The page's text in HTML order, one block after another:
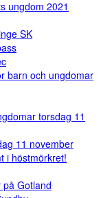
ungdom 2021
SK
barn och ungdomar
torsdag 11
11 november
i höstmörkret!
Gotland